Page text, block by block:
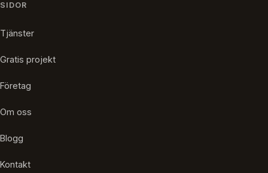
SIDOR
Tjänster
Gratis projekt
Företag
Om oss
Blogg
Kontakt